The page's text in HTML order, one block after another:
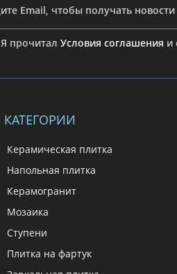
Я прочитал Условия соглашения и
КАТЕГОРИИ
Керамическая плитка
Напольная плитка
Керамогранит
Мозаика
Ступени
Плитка на фартук